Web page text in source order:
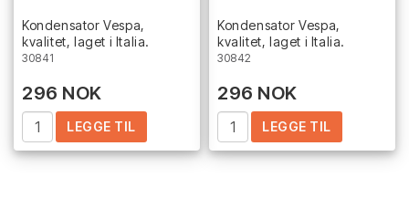
Add to list of favorites
Kondensator Vespa,
kvalitet, laget i Italia.
30841
296 NOK
LEGGE TIL
Kondensator Vespa,
kvalitet, laget i Italia.
30842
296 NOK
LEGGE TIL